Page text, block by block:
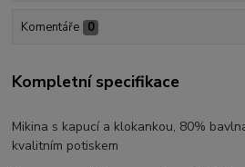
Komentáře 0
Kompletní specifikace
Mikina s kapucí a klokankou, 80%
kvalitním potiskem